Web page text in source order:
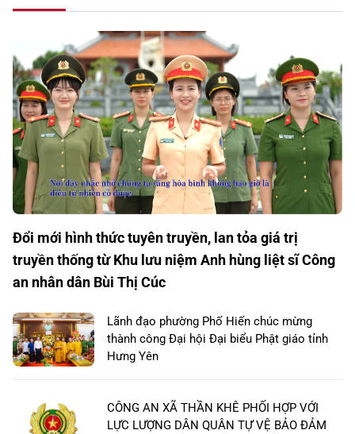
Đổi mới hình thức tuyên truyền, lan tỏa giá trị
truyền thống từ Khu lưu niệm Anh hùng liệt sĩ Công
an nhân dân Bùi Thị Cúc
Lãnh đạo phường Phố Hiến chúc mừng
thành công Đại hội Đại biểu Phật giáo tỉnh
Hưng Yên
CÔNG AN XÃ THẦN KHÊ PHỐI HỢP VỚI
LỰC LƯỢNG DÂN QUÂN TỰ VỆ BẢO ĐẢM